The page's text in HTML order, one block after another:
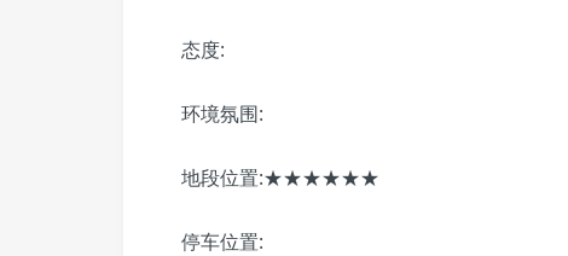
态度:
环境氛围:
地段位置:★★★★★★
停车位置: